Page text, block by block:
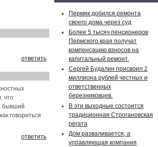
ответить
что
бывший
говориться
ответить
Пермяк добился ремонта
своего дома через суд
Более 5 тысяч пенсионеров
Пермского края получат
компенсацию взносов на
капитальный ремонт.
Сергей Будалин присвоил 2
миллиона рублей честных и
ответственных
березниковцев.
В эти выходные состоится
традиционная Строгановская
регата
Дом разваливается, а
управляющая компания